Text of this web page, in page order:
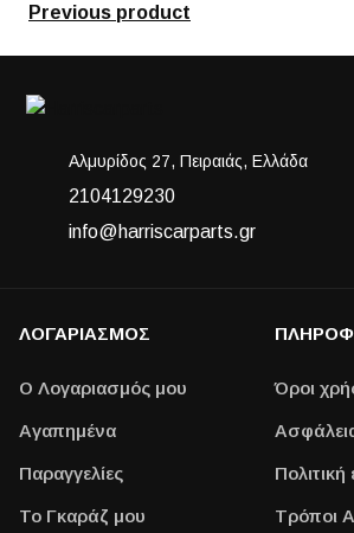
Previous product
Αλμυρίδος 27, Πειραιάς, Ελλάδα
2104129230
info@harriscarparts.gr
ΛΟΓΑΡΙΑΣΜΟΣ
Ο Λογαριασμός μου
Αγαπημένα
Παραγγελίες
Το Γκαράζ μου
Όροι
Τρόποι